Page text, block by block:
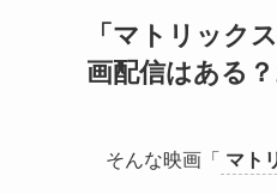
「マトリック
画配信はある
そんな映画「 マト